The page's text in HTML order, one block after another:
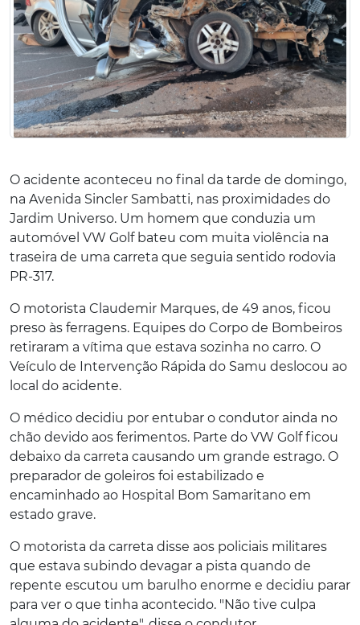
O acidente aconteceu no final da tarde de domingo,
na Avenida Sincler Sambatti, nas proximidades do
Jardim Universo. Um homem que conduzia um
automóvel VW Golf bateu com muita violência na
traseira de uma carreta que seguia sentido rodovia
PR-317.
O motorista Claudemir Marques, de 49 anos, ficou
preso às ferragens. Equipes do Corpo de Bombeiros
retiraram a vítima que estava sozinha no carro. O
Veículo de Intervenção Rápida do Samu deslocou ao
local do acidente.
O médico decidiu por entubar o condutor ainda no
chão devido aos ferimentos. Parte do VW Golf ficou
debaixo da carreta causando um grande estrago. O
preparador de goleiros foi estabilizado e
encaminhado ao Hospital Bom Samaritano em
estado grave.
O motorista da carreta disse aos policiais militares
que estava subindo devagar a pista quando de
repente escutou um barulho enorme e decidiu parar
para ver o que tinha acontecido. "Não tive culpa